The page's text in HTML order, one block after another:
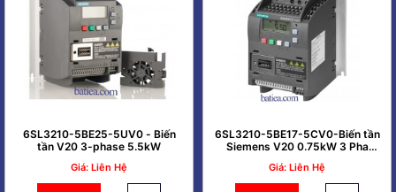
6SL3210-5BE25-5UV0 - Biến
tần V20 3-phase 5.5kW
Giá: Liên Hệ
6SL3210-5BE17-5CV0-Biến tần
Siemens V20 0.75kW 3 Pha
Giá: Liên Hệ